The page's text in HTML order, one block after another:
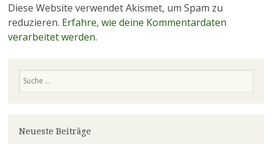
Diese Website verwendet Akismet, um Spam zu
reduzieren. Erfahre, wie deine Kommentardaten
verarbeitet werden.
Neueste Beiträge